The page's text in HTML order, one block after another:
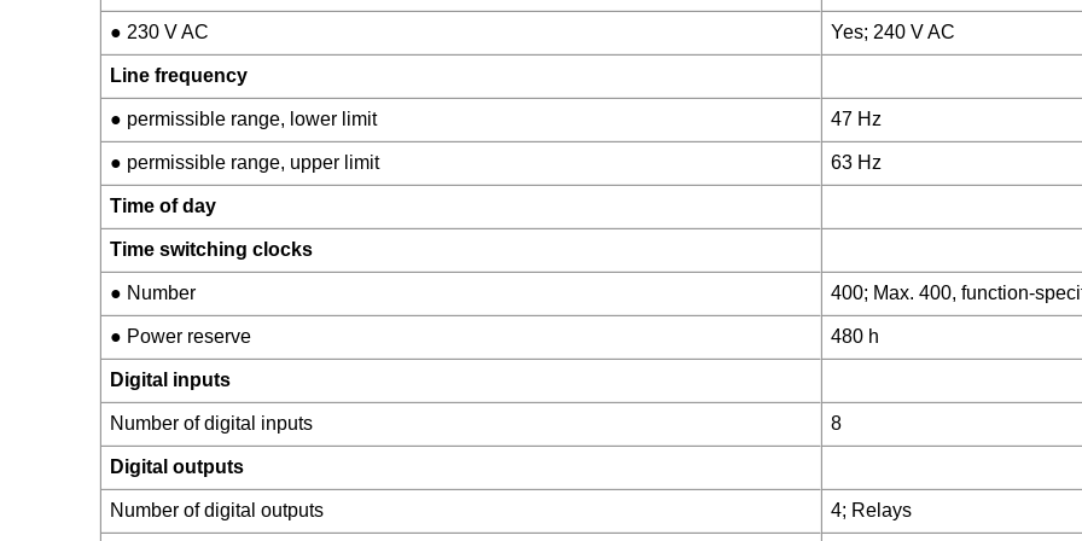
● 230 V AC Yes; 240 V AC
Line frequency
● permissible range, lower limit 47 Hz
● permissible range, upper limit 63 Hz
Time of day
Time switching clocks
● Number 400; Max. 400, function-
● Power reserve 480 h
Digital inputs
Number of digital inputs 8
Digital outputs
Number of digital outputs 4; Relays